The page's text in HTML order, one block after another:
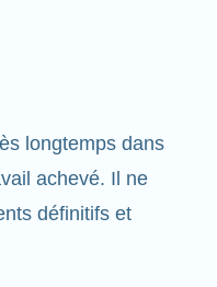
longtemps dans
achevé. Il ne
définitifs et